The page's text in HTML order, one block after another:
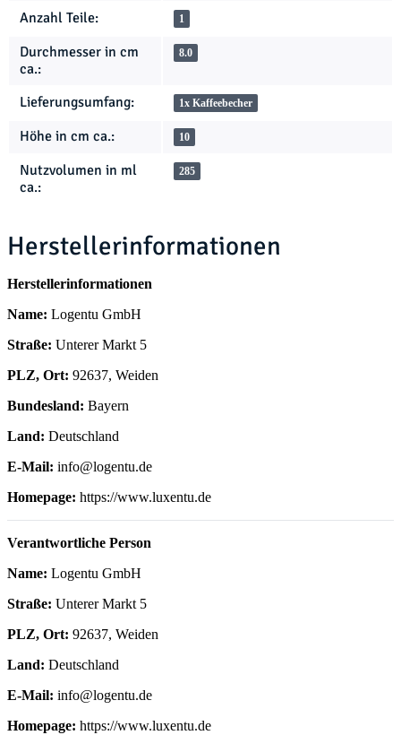
Anzahl Teile: 1
Durchmesser in cm
ca.:
8.0
Lieferungsumfang: 1x Kaffeebecher
Höhe in cm ca.: 10
Nutzvolumen in ml
ca.:
285
Herstellerinformationen
Herstellerinformationen
Name: Logentu GmbH
Straße: Unterer Markt 5
PLZ, Ort: 92637, Weiden
Bundesland: Bayern
Land: Deutschland
E-Mail: info@logentu.de
Homepage: https://www.luxentu.de
Verantwortliche Person
Name: Logentu GmbH
Straße: Unterer Markt 5
PLZ, Ort: 92637, Weiden
Land: Deutschland
E-Mail: info@logentu.de
Homepage: https://www.luxentu.de